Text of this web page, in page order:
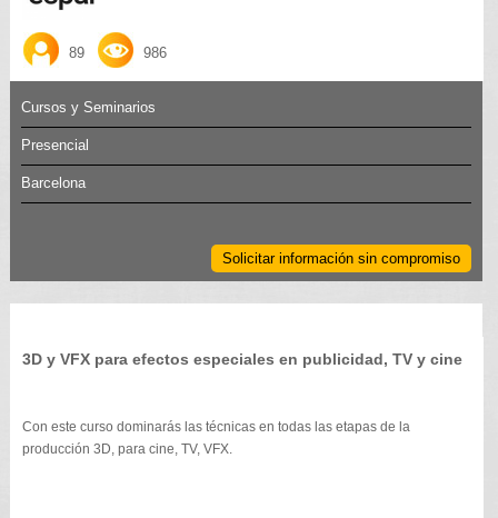
89 986
Cursos y Seminarios
Presencial
Barcelona
Solicitar información sin compromiso
3D y VFX para efectos especiales en publicidad, TV y cine
Con este curso dominarás las técnicas en todas las etapas de la
producción 3D, para cine, TV, VFX.